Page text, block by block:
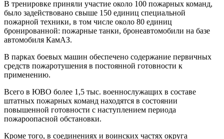
В тренировке приняли участие около 100 пожарных команд,
было задействовано свыше 150 единиц специальной
пожарной техники, в том числе около 80 единиц
бронированной: пожарные танки, бронеавтомобили на базе
автомобиля КамАЗ.
В парках боевых машин обеспечено содержание первичных
средств пожаротушения в постоянной готовности к
применению.
Всего в ЮВО более 1,5 тыс. военнослужащих в составе
штатных пожарных команд находятся в состоянии
повышенной готовности с наступлением периода
пожароопасной обстановки.
Кроме того, в соединениях и воинских частях округа